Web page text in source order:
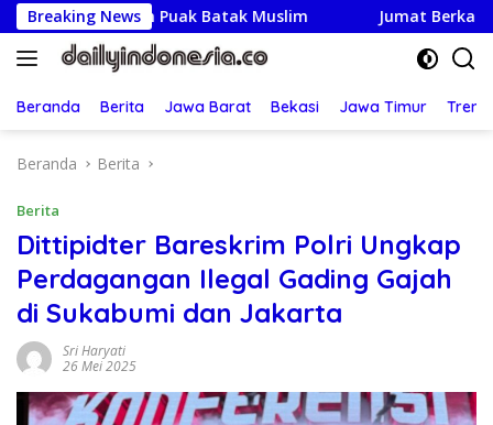
Langsung
ke
konten
Breaking News
Puak Batak Muslim Jumat Berkah: Kapolsek
Beranda Berita Jawa Barat Bekasi Jawa Timur
Beranda Berita
Berita
Dittipidter Bareskrim Polri Ungkap
Perdagangan Ilegal Gading Gajah
di Sukabumi dan Jakarta
Sri Haryati
26 Mei 2025